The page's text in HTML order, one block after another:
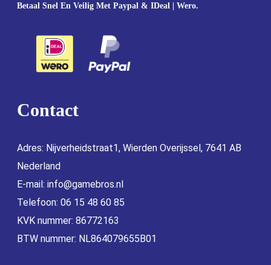
Betaal Snel En Veilig Met Paypal & IDeal | Wero.
Contact
Adres: Nijverheidstraat1, Wierden Overijssel, 7641 AB
Nederland
E-mail: info@gamebros.nl
Telefoon: 06 15 48 60 85
KVK nummer: 86772163
BTW nummer: NL864079655B01